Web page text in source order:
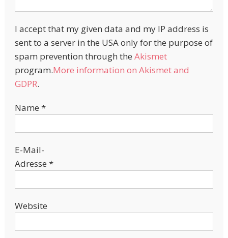
I accept that my given data and my IP address is
sent to a server in the USA only for the purpose of
spam prevention through the Akismet
program.More information on Akismet and
GDPR.
Name *
E-Mail-
Adresse *
Website